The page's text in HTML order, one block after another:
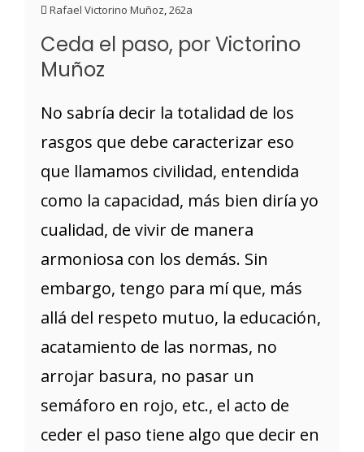
Rafael Victorino Muñoz,262a
Ceda el paso, por Victorino
Muñoz
No sabría decir la totalidad de los
rasgos que debe caracterizar eso
que llamamos civilidad, entendida
como la capacidad, más bien diría yo
cualidad, de vivir de manera
armoniosa con los demás. Sin
embargo, tengo para mí que, más
allá del respeto mutuo, la educación,
acatamiento de las normas, no
arrojar basura, no pasar un
semáforo en rojo, etc., el acto de
ceder el paso tiene algo que decir en